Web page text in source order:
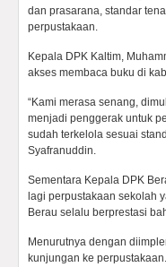
dan prasarana, standar
perpustakaan.
Kepala DPK Kaltim,
akses membaca buku di
“Kami merasa senang,
menjadi penggerak untuk
sudah terkelola sesuai
Syafranuddin.
Sementara Kepala DPK
lagi perpustakaan sekolah
Berau selalu berprestasi
Menurutnya dengan
kunjungan ke